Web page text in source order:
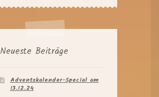
Neueste Beiträge
Adventskalender-Special am
13.12.24